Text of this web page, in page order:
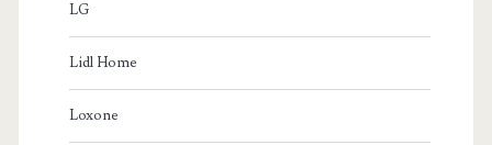
LG
Lidl Home
Loxone